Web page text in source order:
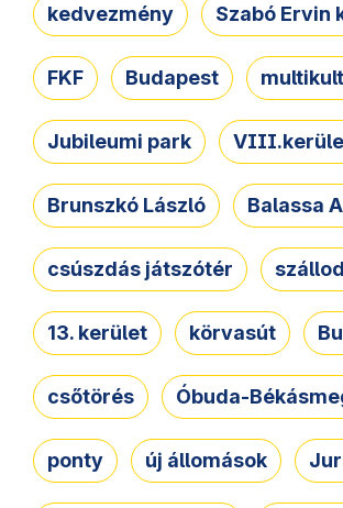
kedvezmény Szabó Ervin
FKF Budapest
Jubileumi park
Brunszkó László Balassa
csúszdás játszótér
13. kerület körvasút
csőtörés Óbuda-
ponty új állomások